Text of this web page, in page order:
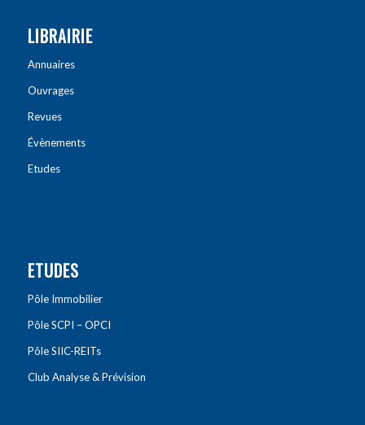
LIBRAIRIE
Annuaires
Ouvrages
Revues
Évènements
Etudes
ETUDES
Pôle Immobilier
Pôle SCPI – OPCI
Pôle SIIC-REITs
Club Analyse & Prévision